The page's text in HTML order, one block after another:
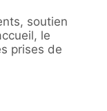
soutien
le
prises de